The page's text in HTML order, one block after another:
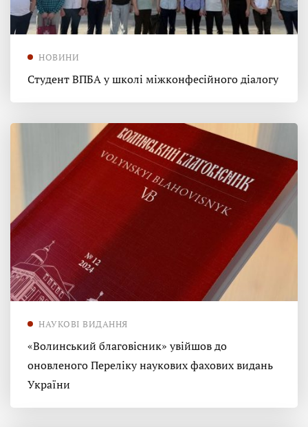
НОВИНИ
Студент ВПБА у школі міжконфесійного діалогу
НАУКОВІ ВИДАННЯ
«Волинський благовісник» увійшов до
оновленого Переліку наукових фахових видань
України